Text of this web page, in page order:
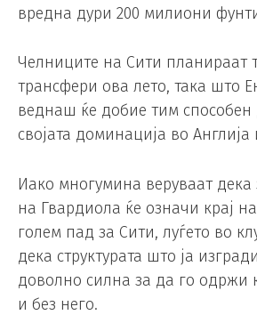
вредна дури 200 милиони
Челниците на Сити планираат
трансфери ова лето, така што
веднаш ќе добие тим
својата доминација во
Иако многумина веруваат
на Гвардиола ќе означи крај
голем пад за Сити, луѓето во
дека структурата што ја
доволно силна за да го одржи
и без него.